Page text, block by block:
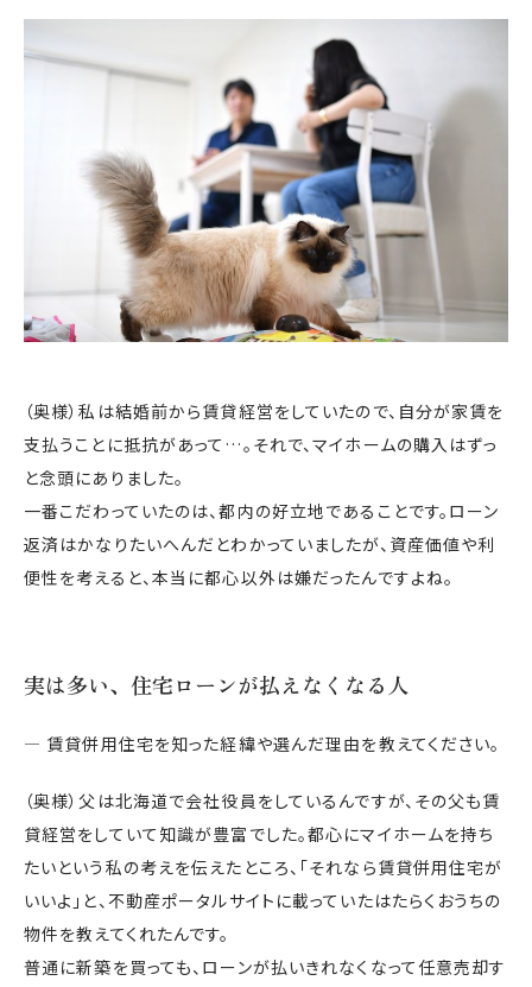
（奥様）私は結婚前から賃貸経営をしていたので、自分が家賃を
支払うことに抵抗があって…。それで、マイホームの購入はずっ
と念頭にありました。
一番こだわっていたのは、都内の好立地であることです。ローン
返済はかなりたいへんだとわかっていましたが、資産価値や利
便性を考えると、本当に都心以外は嫌だったんですよね。
実は多い、住宅ローンが払えなくなる人
― 賃貸併用住宅を知った経緯や選んだ理由を教えてください。
（奥様）父は北海道で会社役員をしているんですが、その父も賃
貸経営をしていて知識が豊富でした。都心にマイホームを持ち
たいという私の考えを伝えたところ、「それなら賃貸併用住宅が
いいよ」と、不動産ポータルサイトに載っていたはたらくおうちの
物件を教えてくれたんです。
普通に新築を買っても、ローンが払いきれなくなって任意売却す